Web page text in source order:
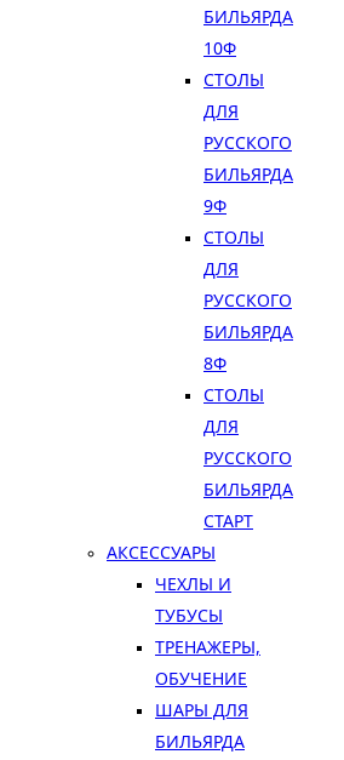
БИЛЬЯРДА
10Ф
СТОЛЫ
ДЛЯ
РУССКОГО
БИЛЬЯРДА
9Ф
СТОЛЫ
ДЛЯ
РУССКОГО
БИЛЬЯРДА
8Ф
СТОЛЫ
ДЛЯ
РУССКОГО
БИЛЬЯРДА
СТАРТ
АКСЕССУАРЫ
ЧЕХЛЫ И
ТУБУСЫ
ТРЕНАЖЕРЫ,
ОБУЧЕНИЕ
ШАРЫ ДЛЯ
БИЛЬЯРДА